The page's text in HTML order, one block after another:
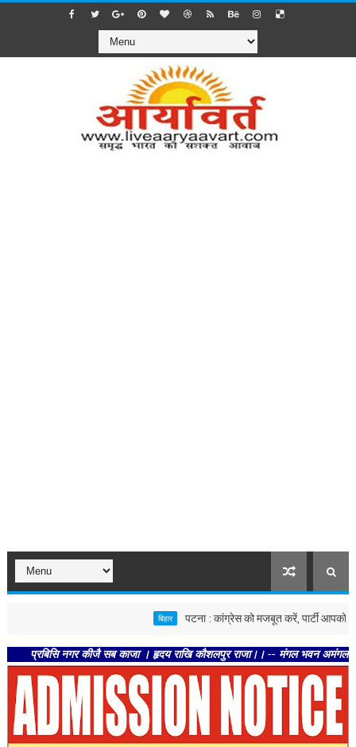
पटना : कांग्रेस को मजबूत करें, पार्टी आपको मजबूत
नगर कीजै सब काजा । हृदय राखि कौशलपुर राजा।। -- मंगल भवन अमंगल हारी।